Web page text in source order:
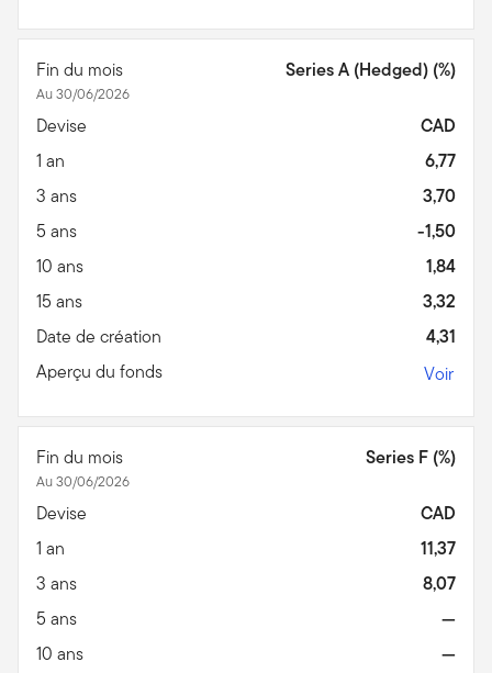
Fin du mois
Au 30/06/2026
Series A (Hedged) (%)
Devise
CAD
1 an
6,77
3 ans
3,70
5 ans
-1,50
10 ans
1,84
15 ans
3,32
Date de création
4,31
Aperçu du fonds
Voir
Fin du mois
Au 30/06/2026
Series F (%)
Devise
CAD
1 an
11,37
3 ans
8,07
5 ans
—
10 ans
—